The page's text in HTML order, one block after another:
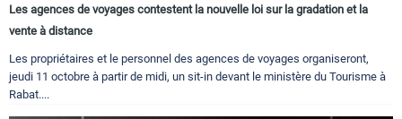
Les agences de voyages contestent la nouvelle loi sur la gradation et la
vente à distance
Les propriétaires et le personnel des agences de voyages organiseront,
jeudi 11 octobre à partir de midi, un sit-in devant le ministère du Tourisme à
Rabat....